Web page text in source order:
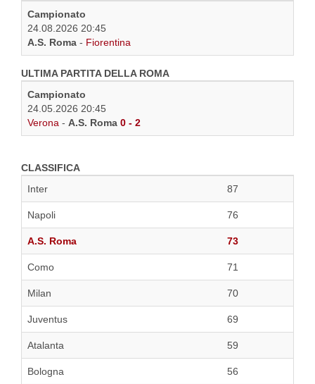
Campionato
24.08.2026 20:45
A.S. Roma - Fiorentina
ULTIMA PARTITA DELLA ROMA
Campionato
24.05.2026 20:45
Verona - A.S. Roma 0 - 2
CLASSIFICA
Inter
87
Napoli 76
A.S. Roma 73
Como 71
Milan 70
Juventus 69
Atalanta 59
Bologna 56